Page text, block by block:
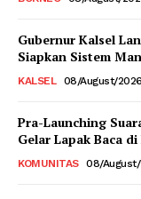
Gubernur Kalsel
Siapkan Sistem
KALSEL 08/August/2026
Pra-Launching
Gelar Lapak Baca
KOMUNITAS 08/